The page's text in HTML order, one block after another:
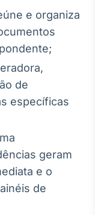
e organiza
de
específicas
geram
e o
de